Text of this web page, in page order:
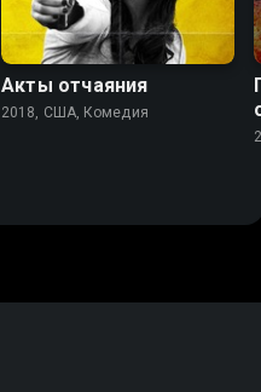
5.6
Акты отчаяния
2018, США, Комедия